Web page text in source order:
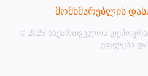
მომხმარებლის
© 2026 საქართველოს
უფლება